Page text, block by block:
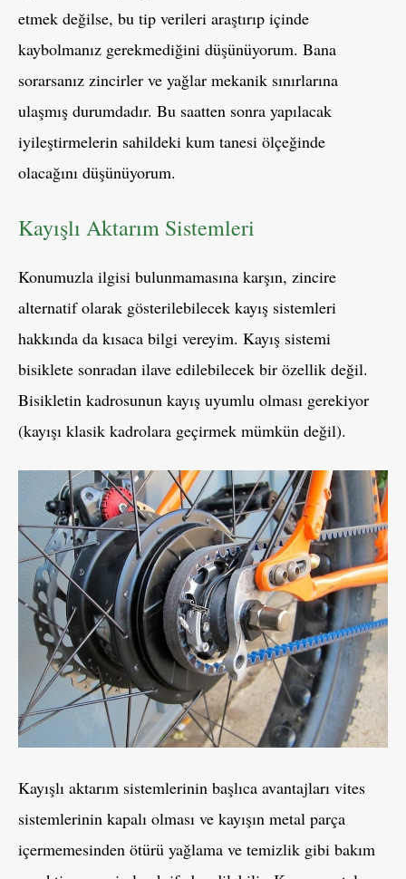
etmek değilse, bu tip verileri araştırıp içinde
kaybolmanız gerekmediğini düşünüyorum. Bana
sorarsanız zincirler ve yağlar mekanik sınırlarına
ulaşmış durumdadır. Bu saatten sonra yapılacak
iyileştirmelerin sahildeki kum tanesi ölçeğinde
olacağını düşünüyorum.
Kayışlı Aktarım Sistemleri
Konumuzla ilgisi bulunmamasına karşın, zincire
alternatif olarak gösterilebilecek kayış sistemleri
hakkında da kısaca bilgi vereyim. Kayış sistemi
bisiklete sonradan ilave edilebilecek bir özellik değil.
Bisikletin kadrosunun kayış uyumlu olması gerekiyor
(kayışı klasik kadrolara geçirmek mümkün değil).
Kayışlı aktarım sistemlerinin başlıca avantajları vites
sistemlerinin kapalı olması ve kayışın metal parça
içermemesinden ötürü yağlama ve temizlik gibi bakım